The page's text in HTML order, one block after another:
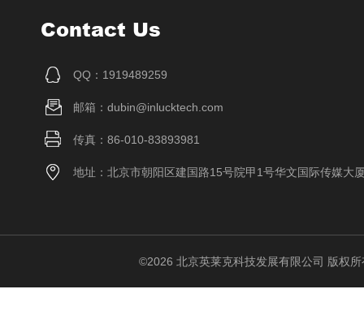
Contact Us
QQ：1919489259
邮箱：dubin@inlucktech.com
传真：86-010-83893981
地址：北京市朝阳区建国路15号院甲1号华文国际传媒大
©2026 北京英莱克科技发展有限公司 版